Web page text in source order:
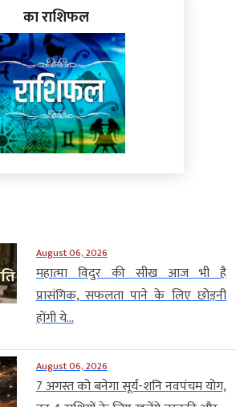
का राशिफल
August 06, 2026
महात्मा विदुर की सीख आज भी है
प्रासंगिक, सफलता पाने के लिए छोड़नी
होंगी ये...
August 06, 2026
7 अगस्त को बनेगा सूर्य-शनि नवपंचम योग,